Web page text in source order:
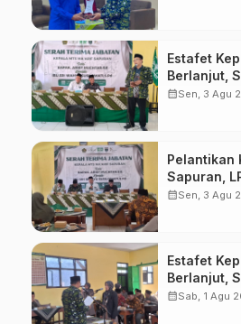
Estafet
Berlanjut,
Susilowati
calendar_monthSen, 3 Agu
Pelantikan
Sapuran,
Wonosobo
calendar_monthSen, 3 Agu
Estafet
Berlanjut,
Susilowati
calendar_monthSab, 1 Agu